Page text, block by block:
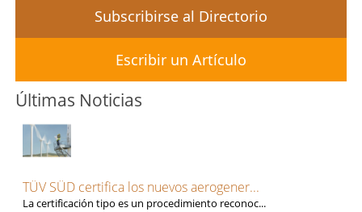
Subscribirse al Directorio
Escribir un Artículo
Últimas Noticias
TÜV SÜD certifica los nuevos aerogener...
La certificación tipo es un procedimiento reconoc...